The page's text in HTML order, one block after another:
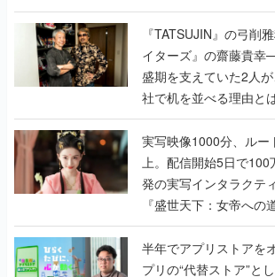
で作り込まれた理由を
く
『TATSUJIN』の弓削
イターズ』の齋藤貴幸
盛期を支えていた2人
社で机を並べる理由と
『TATSUJIN
んだレジェンド2人に
実写映像1000分、ルー
上。配信開始5日で
発の実写インタラクテ
『盛世天下：女帝への
うこだわりをプロデュ
半年でアプリストアをオープ
プリの“代替ストア”と